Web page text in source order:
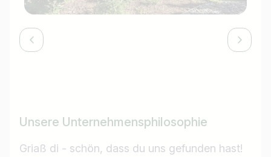
Unsere Unternehmensphilosophie
Griaß di - schön, dass du uns gefunden hast!